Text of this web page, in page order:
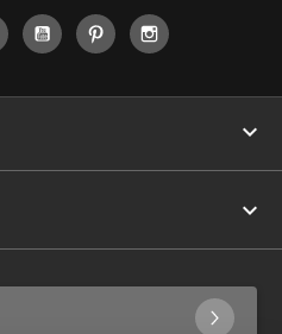
Tiktok YouTube Pinterest

